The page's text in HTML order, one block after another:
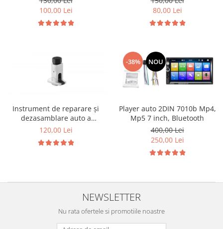
100,00 Lei
80,00 Lei
Instrument de reparare și
dezasamblare auto a
distribuitorului de unghi de
120,00 Lei
-38% NOU
Player auto 2DIN 7010b Mp4,
Mp5 7 inch, Bluetooth
400,00 Lei
250,00 Lei
NEWSLETTER
Nu rata ofertele si promotiile noastre